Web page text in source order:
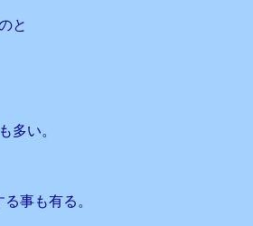
と
多い。
事も有る。